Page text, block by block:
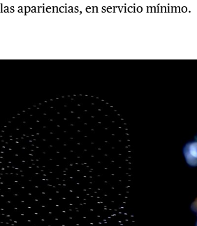
apariencias, en servicio mínimo.